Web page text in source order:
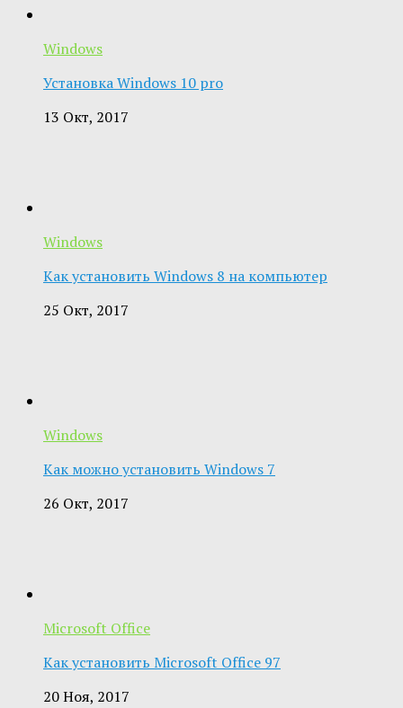
Windows
Установка Windows 10 pro
13 Окт, 2017
Windows
Как установить Windows 8 на компьютер
25 Окт, 2017
Windows
Как можно установить Windows 7
26 Окт, 2017
Microsoft Office
Как установить Microsoft Office 97
20 Ноя, 2017